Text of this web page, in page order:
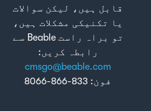
قابل ہیں، لیکن سوالات
یا تکنیکی مشکلات ہیں،
تو براہ راست Beable سے
رابطہ کریں:
cmsgo@beable.com